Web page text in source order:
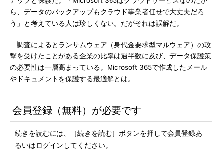
ら、データのバックアップもクラウド事業者任せで大丈夫だろ
う」と考えている人は珍しくない。だがそれは誤解だ。
調査によるとランサムウェア（身代金要求型マルウェア）の攻
撃を受けたことがある企業の比率は過半数に及び、データ保護策
の必要性は一層高まっている。Microsoft 365で作成したメール
やドキュメントを保護する最適解とは。
会員登録（無料）が必要です
続きを読むには、［続きを読む］ボタンを押して会員登録あ
るいはログインしてください。